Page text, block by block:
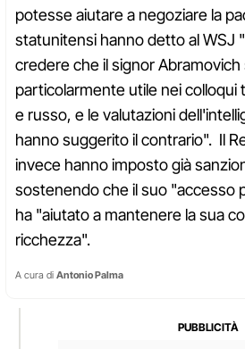
potesse aiutare a negoziare la
statunitensi hanno detto al WSJ
credere che il signor Abramovich
particolarmente utile nei colloqui
e russo, e le valutazioni
hanno suggerito il contrario". Il
invece hanno imposto già
sostenendo che il suo "accesso
ha "aiutato a mantenere la sua
ricchezza".
A cura di Antonio Palma